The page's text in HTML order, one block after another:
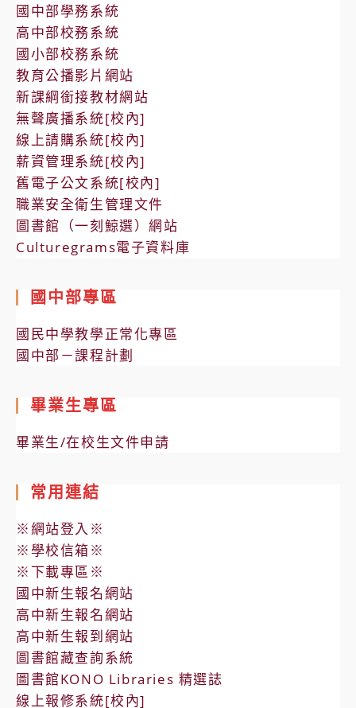
國中部學務系統
高中部校務系統
國小部校務系統
教育公播影片網站
新課綱銜接教材網站
無聲廣播系統[校內]
線上請購系統[校內]
薪資管理系統[校內]
舊電子公文系統[校內]
職業安全衛生管理文件
圖書館（一刻鯨選）網站
Culturegrams電子資料庫
國中部專區
國民中學教學正常化專區
國中部－課程計劃
畢業生專區
畢業生/在校生文件申請
常用連結
※網站登入※
※學校信箱※
※下載專區※
國中新生報名網站
高中新生報名網站
高中新生報到網站
圖書館藏查詢系統
圖書館KONO Libraries 精選誌
線上報修系統[校內]